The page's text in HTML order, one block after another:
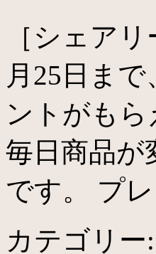
［シェア
月25日ま
ントがも
毎日商品が
です。 プ
カテゴリー: